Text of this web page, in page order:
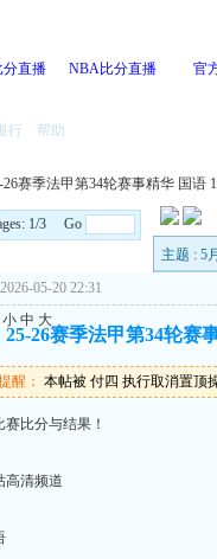
分直播 NBA比分直播 官
行 帮助
26赛季法甲第34轮赛事精华 国语
1/3 Go
主题 : 5
05-20 22:31
小 中 大
25-26赛季法甲第34轮赛
醒： 本帖被 付四 执行取消置顶
比分与结果！
高清频道